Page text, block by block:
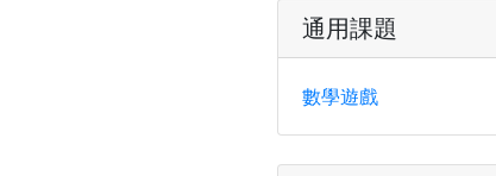
通用課題
數學遊戲